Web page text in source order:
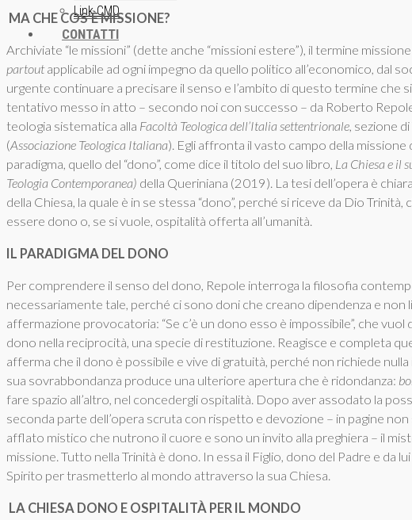
Link CMD
CONTATTI
MA CHE COS’È MISSIONE?
Archiviate “le missioni” (dette anche “missioni estere”), il termine
partoutapplicabile ad ogni impegno da quello politico all’economico, dal
urgente continuare a precisare il senso e l’ambito di questo termine che
tentativo messo in atto – secondo noi con successo – da Roberto
teologia sistematica alla Facoltà Teologica dell’Italia settentrionale, sezione
(Associazione Teologica Italiana). Egli affronta il vasto campo della
paradigma, quello del “dono”, come dice il titolo del suo libro, La Chiesa e il
Teologia Contemporanea) della Queriniana (2019). La tesi dell’opera è
della Chiesa, la quale è in se stessa “dono”, perché si riceve da Dio
essere dono o, se si vuole, ospitalità offerta all’umanità.
IL PARADIGMA DEL DONO
Per comprendere il senso del dono, Repole interroga la filosofia
necessariamente tale, perché ci sono doni che creano dipendenza e
affermazione provocatoria: “Se c’è un dono esso è impossibile”, che
dono nella reciprocità, una specie di restituzione. Reagisce e completa
afferma che il dono è possibile e vive di gratuità, perché non richiede
sua sovrabbondanza produce una ulteriore apertura che è ridondanza:
fare spazio all’altro, nel concedergli ospitalità. Dopo aver assodato la
seconda parte dell’opera scruta con rispetto e devozione – in pagine
afflato mistico che nutrono il cuore e sono un invito alla preghiera – il
missione. Tutto nella Trinità è dono. In essa il Figlio, dono del Padre e da
Spirito per trasmetterlo al mondo attraverso la sua Chiesa.
LA CHIESA DONO E OSPITALITÀ PER IL MONDO